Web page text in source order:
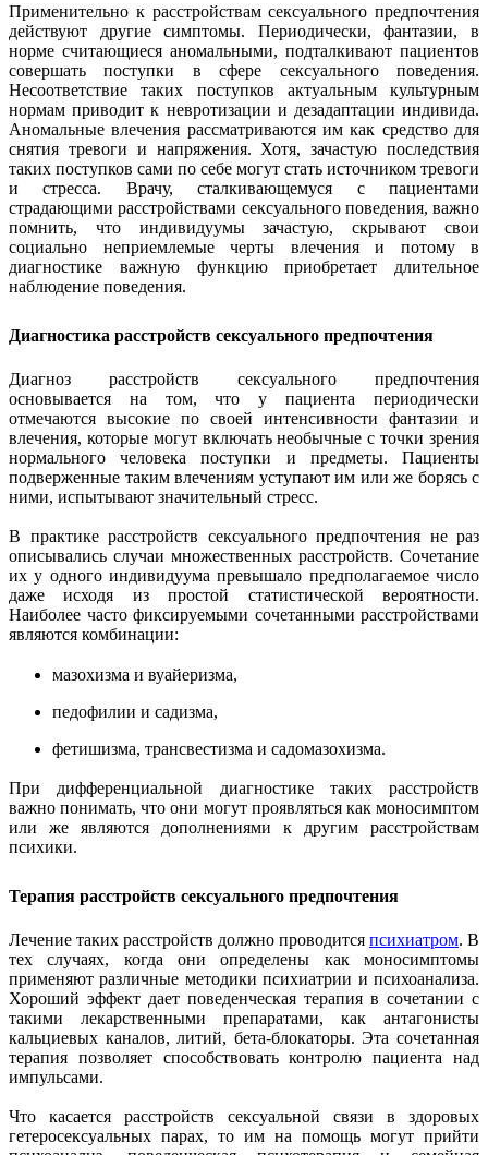
Применительно к расстройствам сексуального предпочтения
действуют другие симптомы. Периодически, фантазии, в
норме считающиеся аномальными, подталкивают пациентов
совершать поступки в сфере сексуального поведения.
Несоответствие таких поступков актуальным культурным
нормам приводит к невротизации и дезадаптации индивида.
Аномальные влечения рассматриваются им как средство для
снятия тревоги и напряжения. Хотя, зачастую последствия
таких поступков сами по себе могут стать источником тревоги
и стресса. Врачу, сталкивающемуся с пациентами
страдающими расстройствами сексуального поведения, важно
помнить, что индивидуумы зачастую, скрывают свои
социально неприемлемые черты влечения и потому в
диагностике важную функцию приобретает длительное
наблюдение поведения.
Диагностика расстройств сексуального предпочтения
Диагноз расстройств сексуального предпочтения
основывается на том, что у пациента периодически
отмечаются высокие по своей интенсивности фантазии и
влечения, которые могут включать необычные с точки зрения
нормального человека поступки и предметы. Пациенты
подверженные таким влечениям уступают им или же борясь с
ними, испытывают значительный стресс.
В практике расстройств сексуального предпочтения не раз
описывались случаи множественных расстройств. Сочетание
их у одного индивидуума превышало предполагаемое число
даже исходя из простой статистической вероятности.
Наиболее часто фиксируемыми сочетанными расстройствами
являются комбинации:
мазохизма и вуайеризма,
педофилии и садизма,
фетишизма, трансвестизма и садомазохизма.
При дифференциальной диагностике таких расстройств
важно понимать, что они могут проявляться как моносимптом
или же являются дополнениями к другим расстройствам
психики.
Терапия расстройств сексуального предпочтения
Лечение таких расстройств должно проводится психиатром. В
тех случаях, когда они определены как моносимптомы
применяют различные методики психиатрии и психоанализа.
Хороший эффект дает поведенческая терапия в сочетании с
такими лекарственными препаратами, как антагонисты
кальциевых каналов, литий, бета-блокаторы. Эта сочетанная
терапия позволяет способствовать контролю пациента над
импульсами.
Что касается расстройств сексуальной связи в здоровых
гетеросексуальных парах, то им на помощь могут прийти